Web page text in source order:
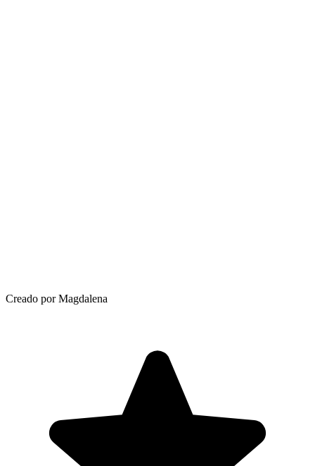
Creado por Magdalena